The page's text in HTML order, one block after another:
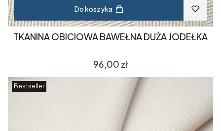
Do koszyka
TKANINA OBICIOWA BAWEŁNA DUŻA JODEŁKA
Cena
96,00 zł
Bestseller